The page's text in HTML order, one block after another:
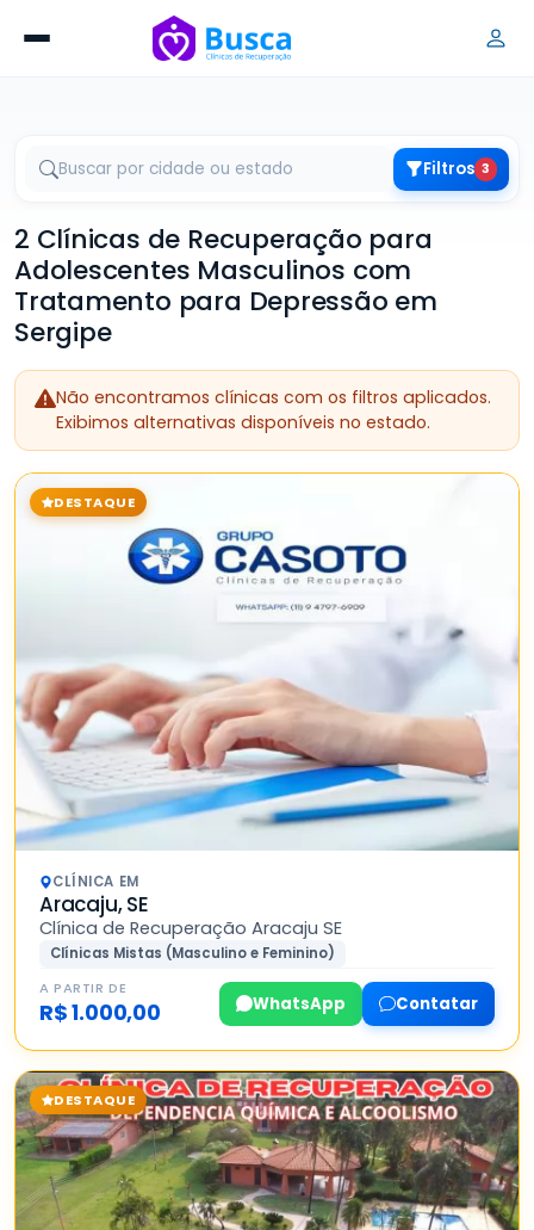
Filtros 3
2 Clínicas de Recuperação para
Adolescentes Masculinos com
Tratamento para Depressão em
Sergipe
Não encontramos clínicas com os filtros aplicados.
Exibimos alternativas disponíveis no estado.
DESTAQUE
CLÍNICA EM
Aracaju, SE
Clínica de Recuperação Aracaju SE
Clínicas Mistas (Masculino e Feminino)
A PARTIR DE
R$ 1.000,00 WhatsApp Contatar
DESTAQUE